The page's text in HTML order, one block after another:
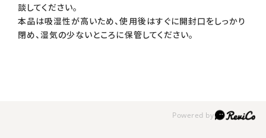
談してください。
本品は吸湿性が高いため、使用後はすぐに開封口をしっかり
閉め、湿気の少ないところに保管してください。